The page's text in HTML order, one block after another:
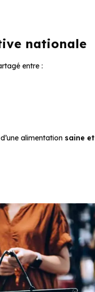
nationale
entre :
alimentation saine et